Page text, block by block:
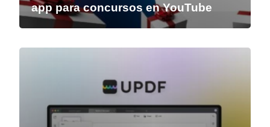
app para concursos en YouTube